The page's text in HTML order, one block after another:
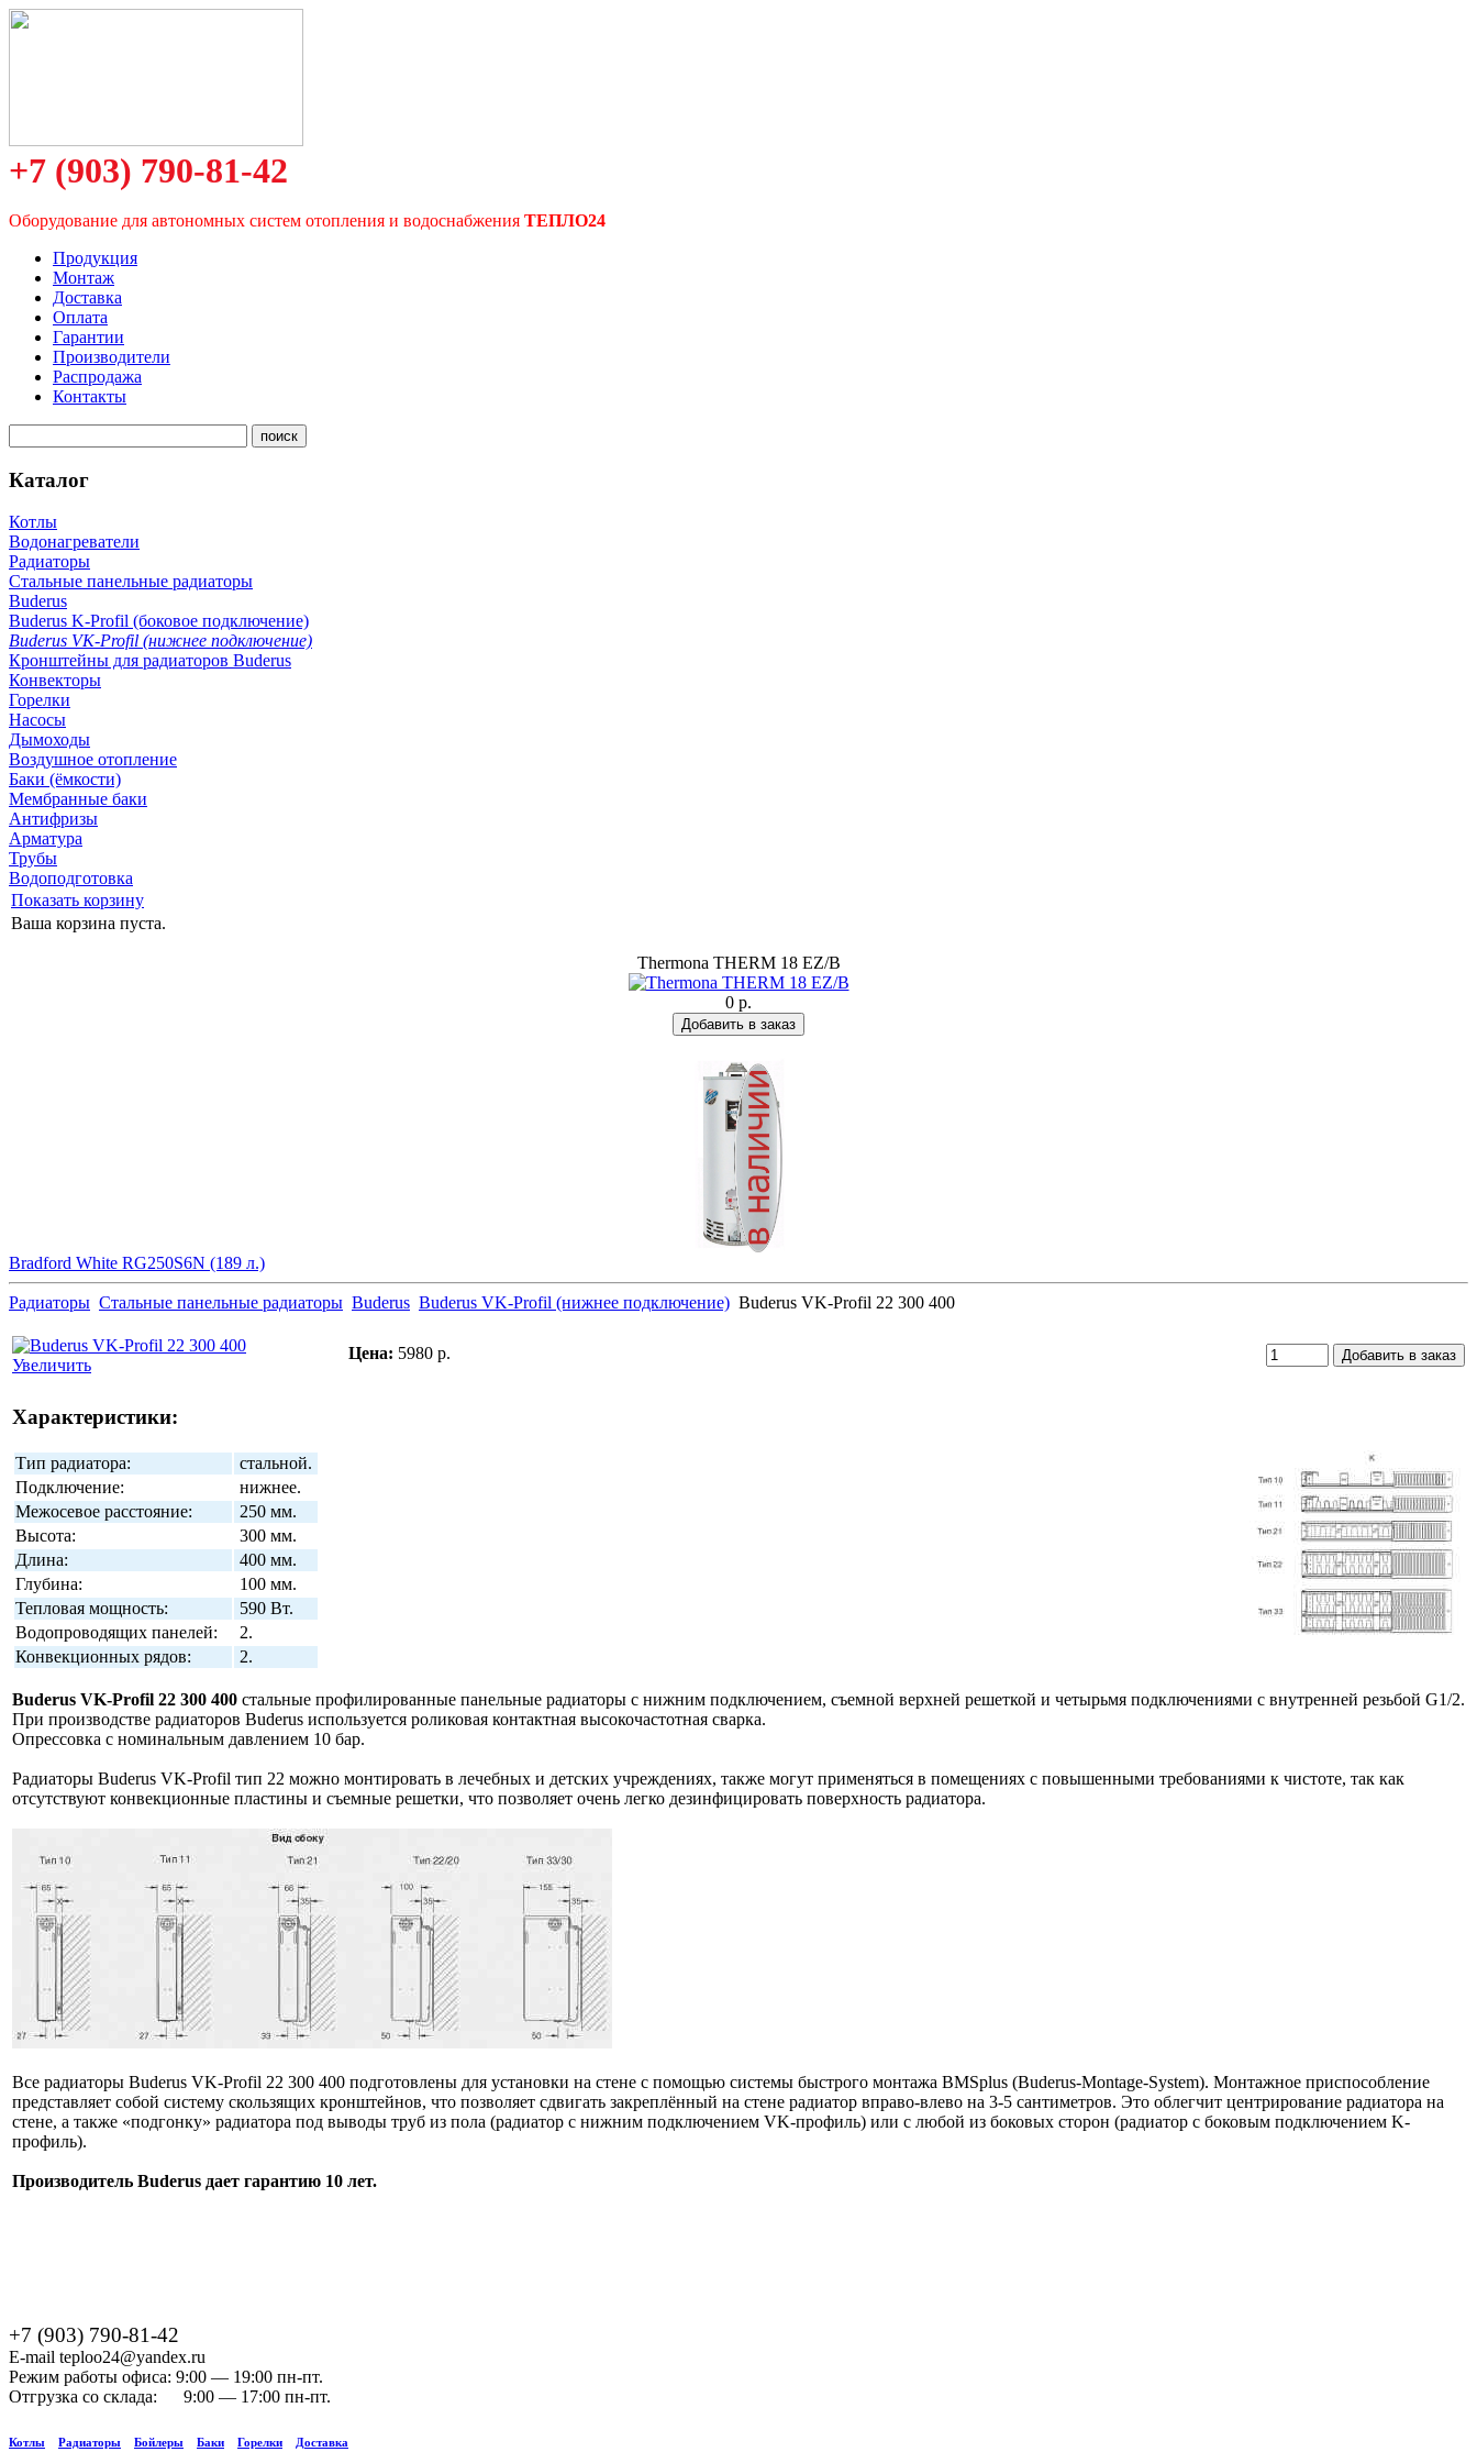
+7 (903) 790-81-42
Оборудование для автономных систем отопления и водоснабжения ТЕПЛО24
Продукция
Монтаж
Доставка
Оплата
Гарантии
Производители
Распродажа
Контакты
Каталог
Котлы
Водонагреватели
Радиаторы
Стальные панельные радиаторы
Buderus
Buderus K-Profil (боковое подключение)
Buderus VK-Profil (нижнее подключение)
Кронштейны для радиаторов Buderus
Конвекторы
Горелки
Насосы
Дымоходы
Воздушное отопление
Баки (ёмкости)
Мембранные баки
Антифризы
Арматура
Трубы
Водоподготовка
Показать корзину
Ваша корзина пуста.
Thermona THERM 18 EZ/B
0 р.
Bradford White RG250S6N (189 л.)
Радиаторы Стальные панельные радиаторы Buderus Buderus VK-Profil (нижнее подключение) Buderus VK-Profil 22 300 400
Увеличить
Цена: 5980 р.
Характеристики:
Тип радиатора:
стальной.
Подключение:
нижнее.
Межосевое расстояние:
250 мм.
Высота:
300 мм.
Длина:
400 мм.
Глубина:
100 мм.
Тепловая мощность:
590 Вт.
Водопроводящих панелей:
2.
Конвекционных рядов:
2.
Buderus VK-Profil 22 300 400 стальные профилированные панельные радиаторы с нижним подключением, съемной верхней решеткой и четырьмя подключениями с внутренней резьбой G1/2.
При производстве радиаторов Buderus используется роликовая контактная высокочастотная сварка.
Опрессовка с номинальным давлением 10 бар.
Радиаторы Buderus VK-Profil тип 22 можно монтировать в лечебных и детских учреждениях, также могут применяться в помещениях с повышенными требованиями к чистоте, так как
отсутствуют конвекционные пластины и съемные решетки, что позволяет очень легко дезинфицировать поверхность радиатора.
Все радиаторы Buderus VK-Profil 22 300 400 подготовлены для установки на стене с помощью системы быстрого монтажа BMSplus (Buderus-Montage-System). Монтажное приспособление
представляет собой систему скользящих кронштейнов, что позволяет сдвигать закреплённый на стене радиатор вправо-влево на 3-5 сантиметров. Это облегчит центрирование радиатора на
стене, а также «подгонку» радиатора под выводы труб из пола (радиатор с нижним подключением VK-профиль) или с любой из боковых сторон (радиатор с боковым подключением K-
профиль).
Производитель Buderus дает гарантию 10 лет.
+7 (903) 790-81-42
E-mail teploo24@yandex.ru
Режим работы офиса: 9:00 — 19:00 пн-пт.
Отгрузка со склада: 9:00 — 17:00 пн-пт.
Котлы Радиаторы Бойлеры Баки Горелки Доставка